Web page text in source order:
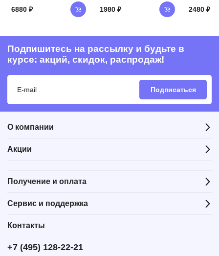
6880 ₽ 1980 ₽ 2480 ₽
Подпишитесь на рассылку и будьте в
курсе: акций, скидок, распродаж!
Подписаться
О компании
Акции
Получение и оплата
Сервис и поддержка
Контакты
+7 (495) 128-22-21